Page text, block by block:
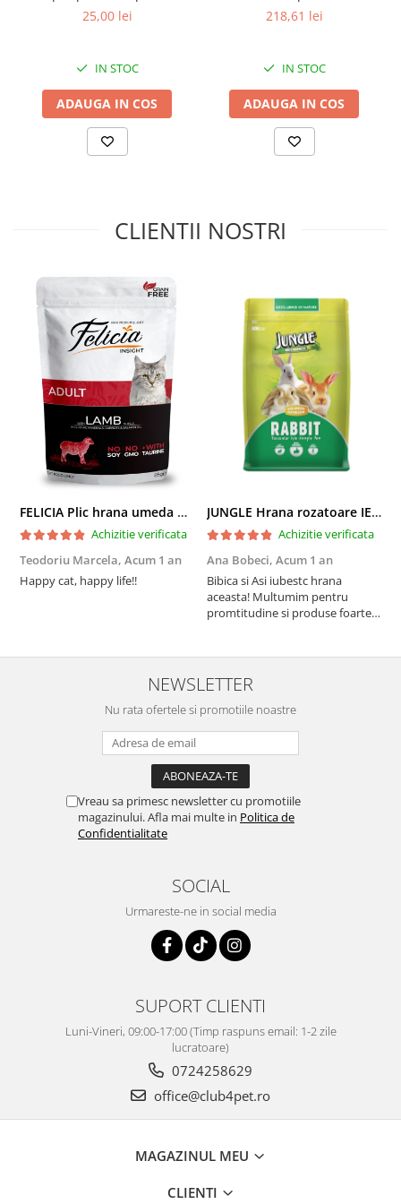
pisici, Active Carbon, 5L
25,00 lei
IN STOC
ADAUGA IN COS
Pui, 14kg
218,61 lei
IN STOC
ADAUGA IN COS
CLIENTII NOSTRI
FELICIA Plic hrana umeda pentru pisici adulte, cu Miel, Set 12x85g
Achizitie verificata
Teodoriu Marcela, Acum 1 an
Happy cat, happy life!!
JUNGLE Hrana rozatoare IEPURI 500g
Achizitie verificata
Ana Bobeci, Acum 1 an
Bibica si Asi iubestc hrana
aceasta! Multumim pentru
promtitudine si produse foarte
NEWSLETTER
Nu rata ofertele si promotiile noastre
Vreau sa primesc newsletter cu promotiile
magazinului. Afla mai multe in Politica de
Confidentialitate
SOCIAL
Urmareste-ne in social media
SUPORT CLIENTI
Luni-Vineri, 09:00-17:00 (Timp raspuns email: 1-2 zile
lucratoare)
0724258629
office@club4pet.ro
MAGAZINUL MEU
CLIENTI